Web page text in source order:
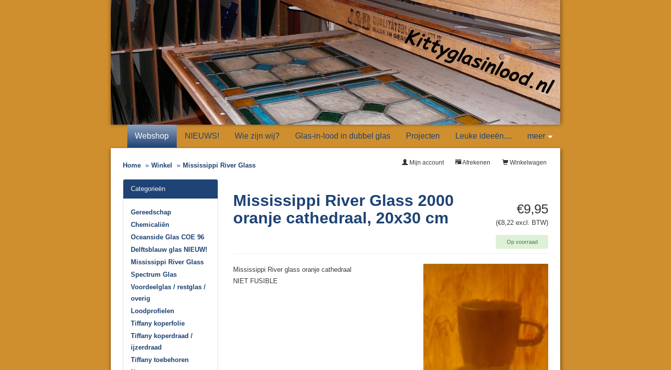
Webshop NIEUWS! Wie zijn wij? Glas-in-lood in dubbel glas Projecten Leuke ideeën.... meer
Home Winkel Mississippi River Glass Winkelwagen
Afrekenen
Mijn account
€9,95
(€8,22 excl. BTW)
Op voorraad
Mississippi River Glass 2000
oranje cathedraal, 20x30 cm
Mississippi River glass oranje cathedraal
NIET FUSIBLE
Categorieën
Gereedschap
Chemicaliën
Oceanside Glas COE 96
Delftsblauw glas NIEUW!
Mississippi River Glass
Spectrum Glas
Voordeelglas / restglas /
overig
Loodprofielen
Tiffany koperfolie
Tiffany koperdraad /
ijzerdraad
Tiffany toebehoren